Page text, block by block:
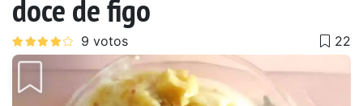
doce de figo